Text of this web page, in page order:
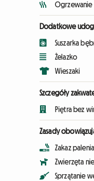
Ogrzewanie
Dodatkowe
Suszarka
Żelazko
Wieszaki
Szczegóły
Piętra bez
Zasady
Zakaz palenia
Zwierzęta
Sprzątanie